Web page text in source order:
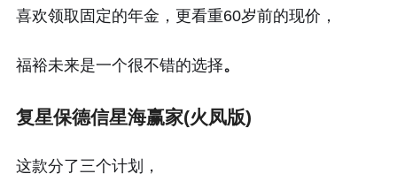
喜欢领取固定的年金，更看重60岁前的现价，
福裕未来是一个很不错的选择。
复星保德信星海赢家(火凤版)
这款分了三个计划，